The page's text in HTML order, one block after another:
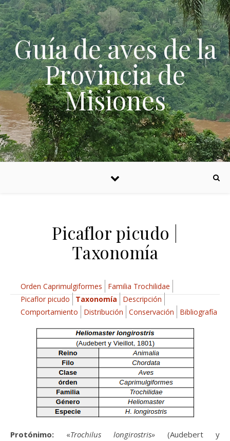
Skip to content
Guía de aves de la
Provincia de
Misiones
Picaflor picudo |
Taxonomía
Orden Caprimulgiformes
Familia Trochilidae
Picaflor picudo
Taxonomía
Descripción
Comportamiento
Distribución Conservación Bibliografía
Protónimo: «Trochilus longirostris» (Audebert y